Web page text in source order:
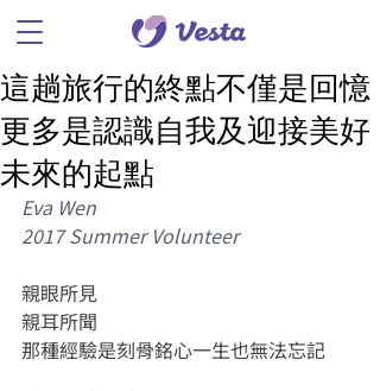
這趟旅行的終點不僅是回憶
更多是認識自我及迎接美好
未來的起點
Eva Wen
2017 Summer Volunteer
親眼所見
親耳所聞
那種經驗是刻骨銘心一生也無法忘記